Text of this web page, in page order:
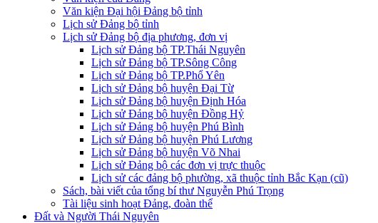
Văn kiện Đại hội Đảng bộ tỉnh
Lịch sử Đảng bộ tỉnh
Lịch sử Đảng bộ địa phương, đơn vị
Lịch sử Đảng bộ TP.Thái Nguyên
Lịch sử Đảng bộ TP.Sông Công
Lịch sử Đảng bộ TP.Phổ Yên
Lịch sử Đảng bộ huyện Đại Từ
Lịch sử Đảng bộ huyện Định Hóa
Lịch sử Đảng bộ huyện Đồng Hỷ
Lịch sử Đảng bộ huyện Phú Bình
Lịch sử Đảng bộ huyện Phú Lương
Lịch sử Đảng bộ huyện Võ Nhai
Lịch sử Đảng bộ các đơn vị trực thuộc
Lịch sử các đảng bộ phường, xã thuộc tỉnh Bắc Kạn (cũ)
Sách, bài viết của tổng bí thư Nguyễn Phú Trọng
Tài liệu sinh hoạt Đảng, đoàn thể
Đất và Người Thái Nguyên